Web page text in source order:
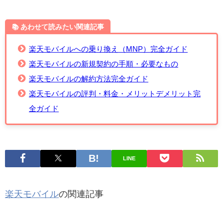
📚️ あわせて読みたい関連記事
楽天モバイルへの乗り換え（MNP）完全ガイド
楽天モバイルの新規契約の手順・必要なもの
楽天モバイルの解約方法完全ガイド
楽天モバイルの評判・料金・メリットデメリット完
全ガイド
LINE
楽天モバイルの関連記事